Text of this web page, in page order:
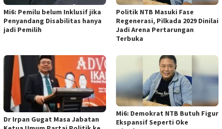
Mi6: Pemilu belum Inklusif jika
Penyandang Disabilitas hanya
jadi Pemilih
Politik NTB Masuki Fase
Regenerasi, Pilkada 2029 Dinilai
Jadi Arena Pertarungan
Terbuka
Dr Irpan Gugat Masa Jabatan
Mi6: Demokrat NTB Butuh Figur
Ekspansif Seperti Oke